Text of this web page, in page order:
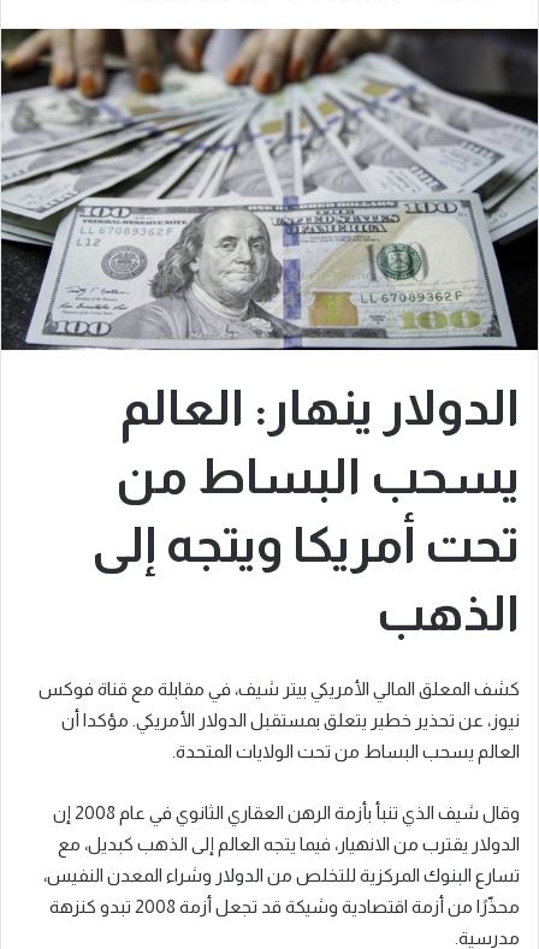
الدولار ينهار: العالم
يسحب البساط من
تحت أمريكا ويتجه إلى
الذهب
كشف المعلق المالي الأمريكي بيتر شيف، في مقابلة مع قناة فوكس
نيوز، عن تحذير خطير يتعلق بمستقبل الدولار الأمريكي. مؤكدا أن
العالم يسحب البساط من تحت الولايات المتحدة.
وقال شيف الذي تنبأ بأزمة الرهن العقاري الثانوي في عام 2008 إن
الدولار يقترب من الانهيار، فيما يتجه العالم إلى الذهب كبديل، مع
تسارع البنوك المركزية للتخلص من الدولار وشراء المعدن النفيس،
محذّرًا من أزمة اقتصادية وشيكة قد تجعل أزمة 2008 تبدو كنزهة
مدرسية.